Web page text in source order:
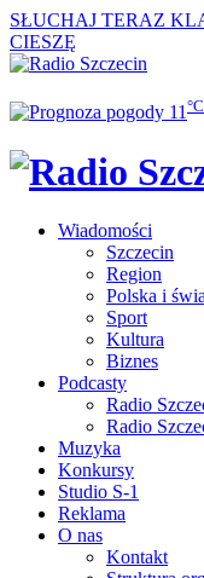
SŁUCHAJ TERAZ
CIESZĘ
11 °C
Wiadomości
Szczecin
Region
Polska i
Sport
Kultura
Biznes
Podcasty
Radio
Radio
Muzyka
Konkursy
Studio S-1
Reklama
O nas
Kontakt